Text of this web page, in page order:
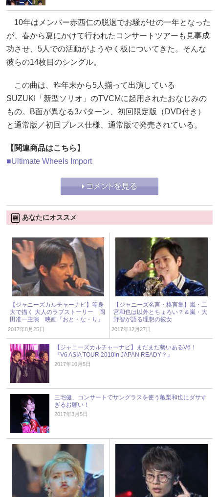
10年はメンバー赤西仁の脱退でお騒がせの一年となった
が、春から夏にかけて行われたコンサートツアーも見事成
功させ、5人での活動がようやく板についてきた。そんな
彼らの14枚目のシングル。
この曲は、昨年末から5人揃って出演している
SUZUKI「新型ソリオ」のTVCMに起用されたおなじみの
もの。B面が異なる3パターン、初回限定版（DVD付き）
と通常版／初回プレス仕様、通常版で発売されている。
【関連商品はこちら】
■Ultimate Wheels Import
あなたにオススメ
【ジャニーズカルチャーナビ】等身
大で描く 大人のラブストーリー 岡
田准一主演 映画『おと・な・り』
2017年8月25日
【ジャニーズ名言・格言集】嵐・二
宮和也は以外とちょろい？＆嵐・大
野智が語る理想の彼女
2017年12月27日
【ジャニーズカルチャーナビ】まだまだ勢いあるV6！
『V6 ASIA TOUR 2010in JAPAN READY？』
2017年10月5日
三宅健、コンサートでサングラスを使う亀梨和也にダサす
ぎるお願い！
2017年3月5日